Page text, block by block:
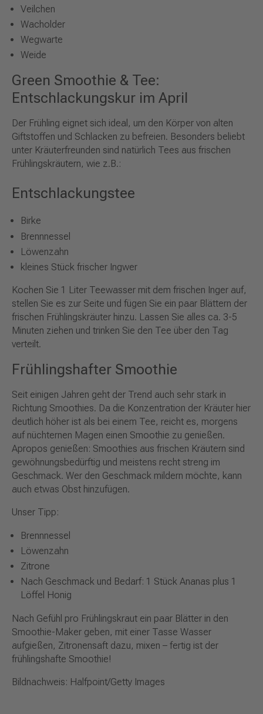
Veilchen
Wacholder
Wegwarte
Weide
Green Smoothie & Tee:
Entschlackungskur im April
Der Frühling eignet sich ideal, um den Körper von alten
Giftstoffen und Schlacken zu befreien. Besonders beliebt
unter Kräuterfreunden sind natürlich Tees aus frischen
Frühlingskräutern, wie z.B.:
Entschlackungstee
Birke
Brennnessel
Löwenzahn
kleines Stück frischer Ingwer
Kochen Sie 1 Liter Teewasser mit dem frischen Inger auf,
stellen Sie es zur Seite und fügen Sie ein paar Blättern der
frischen Frühlingskräuter hinzu. Lassen Sie alles ca. 3-5
Minuten ziehen und trinken Sie den Tee über den Tag
verteilt.
Frühlingshafter Smoothie
Seit einigen Jahren geht der Trend auch sehr stark in
Richtung Smoothies. Da die Konzentration der Kräuter hier
deutlich höher ist als bei einem Tee, reicht es, morgens
auf nüchternen Magen einen Smoothie zu genießen.
Apropos genießen: Smoothies aus frischen Kräutern sind
gewöhnungsbedürftig und meistens recht streng im
Geschmack. Wer den Geschmack mildern möchte, kann
auch etwas Obst hinzufügen.
Unser Tipp:
Brennnessel
Löwenzahn
Zitrone
Nach Geschmack und Bedarf: 1 Stück Ananas plus 1
Löffel Honig
Nach Gefühl pro Frühlingskraut ein paar Blätter in den
Smoothie-Maker geben, mit einer Tasse Wasser
aufgießen, Zitronensaft dazu, mixen – fertig ist der
frühlingshafte Smoothie!
Bildnachweis: Halfpoint/Getty Images